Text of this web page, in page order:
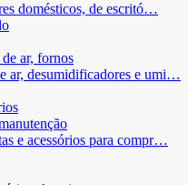
domésticos, de escritó…
ar, fornos
ar, desumidificadores e umi…
e acessórios para compr…